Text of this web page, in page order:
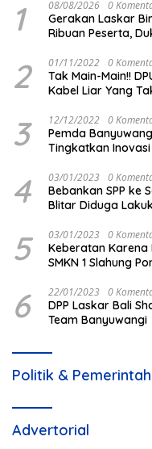
1 08/08/2026 0
Gerakan Laskar
Ribuan Peserta,
2 01/11/2022 0
Tak Main-Main!!
Kabel Liar Yang
3 12/12/2022 0
Pemda
Tingkatkan
4 03/01/2023 0
Bebankan SPP ke
Blitar Diduga
5 03/01/2023 0
Keberatan Karena
SMKN 1 Slahung
6 22/01/2023 0
DPP Laskar Bali
Team Banyuwangi
Politik &
Advertorial